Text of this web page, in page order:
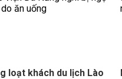
loạt khách du lịch Lào